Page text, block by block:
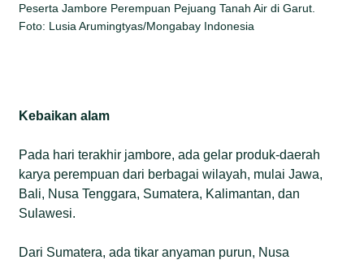
Peserta Jambore Perempuan Pejuang Tanah Air di Garut.
Foto: Lusia Arumingtyas/Mongabay Indonesia
Kebaikan alam
Pada hari terakhir jambore, ada gelar produk-daerah
karya perempuan dari berbagai wilayah, mulai Jawa,
Bali, Nusa Tenggara, Sumatera, Kalimantan, dan
Sulawesi.
Dari Sumatera, ada tikar anyaman purun, Nusa